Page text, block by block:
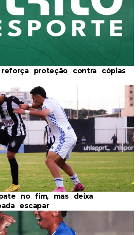
proteção contra cópias
no fim, mas deixa
escapar